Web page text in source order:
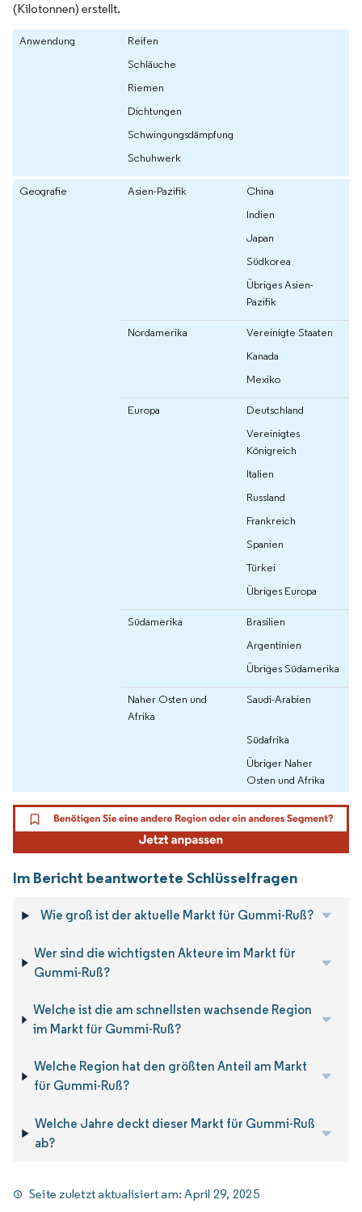
(Kilotonnen) erstellt.
Anwendung
Reifen
Schläuche
Riemen
Dichtungen
Schwingungsdämpfung
Schuhwerk
Geografie Asien-Pazifik
China
Indien
Japan
Südkorea
Übriges Asien-
Pazifik
Nordamerika
Vereinigte Staaten
Kanada
Mexiko
Europa
Deutschland
Vereinigtes
Königreich
Italien
Russland
Frankreich
Spanien
Türkei
Übriges Europa
Südamerika
Brasilien
Argentinien
Übriges Südamerika
Naher Osten und
Afrika
Saudi-Arabien
Südafrika
Übriger Naher
Osten und Afrika
Im Bericht beantwortete Schlüsselfragen
Wie groß ist der aktuelle Markt für Gummi-Ruß?
Wer sind die wichtigsten Akteure im Markt für
Gummi-Ruß?
Welche ist die am schnellsten wachsende Region
im Markt für Gummi-Ruß?
Welche Region hat den größten Anteil am Markt
für Gummi-Ruß?
Welche Jahre deckt dieser Markt für Gummi-Ruß
ab?
Seite zuletzt aktualisiert am:April 29, 2025